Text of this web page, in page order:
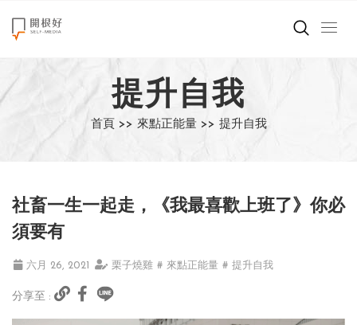
來點正能量
世界在想什麼
創造美好生活
職場商業經濟
影片專區
關於我們
提升自我
首頁 >> 來點正能量 >> 提升自我
社畜一生一起走，《我最喜歡上班了》你必
須要有
六月 26, 2021 栗子燒雞 # 來點正能量 # 提升自我
分享至 :